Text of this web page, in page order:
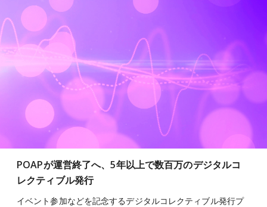
POAPが運営終了へ、5年以上で数百万のデジタルコ
レクティブル発行
イベント参加などを記念するデジタルコレクティブル発行プ